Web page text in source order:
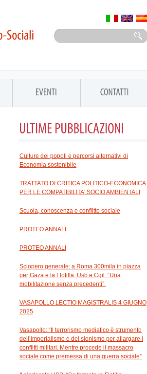
Culture dei popoli e percorsi alternativi di
Economia sostenibile
TRATTATO DI CRITICA POLITICO-ECONOMICA
PER LE COMPATIBILITA' SOCIO AMBIENTALI
Scuola, conoscenza e conflitto sociale
PROTEO ANNALI
PROTEO ANNALI
Sciopero generale: a Roma 300mila in piazza
per Gaza e la Flotilla. Usb e Cgil: “Una
mobilitazione senza precedenti”.
VASAPOLLO LECTIO MAGISTRALIS 4 GIUGNO
2025
Vasapollo: “Il terrorismo mediatico è strumento
dell’imperialismo e del sionismo per allargare i
conflitti militari. Mentre procede il massacro
sociale come premessa di una guerra sociale”